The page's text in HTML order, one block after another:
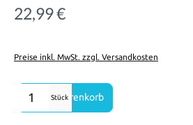
Regulärer Preis:
22,99 €
Preise inkl. MwSt. zzgl. Versandkosten
Produkt Anzahl: Gib den gewünschten
Stück
In den Warenkorb